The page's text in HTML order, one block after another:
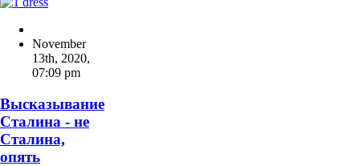
November
13th, 2020,
07:09 pm
Высказывание
Сталина - не
Сталина,
опять